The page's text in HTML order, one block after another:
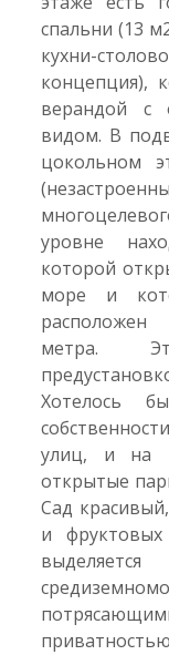
спальни (13
кухни-
концепция),
верандой с
видом. В
цокольном
уровне
которой
море и
расположен
метра.
Хотелось
улиц, и на
открытые
Сад
и фруктовых